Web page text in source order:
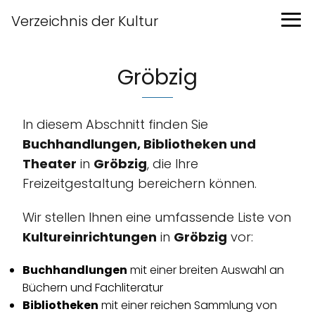
Verzeichnis der Kultur
Gröbzig
In diesem Abschnitt finden Sie
Buchhandlungen, Bibliotheken und
Theater in Gröbzig, die Ihre
Freizeitgestaltung bereichern können.
Wir stellen Ihnen eine umfassende Liste von
Kultureinrichtungen in Gröbzig vor:
Buchhandlungen mit einer breiten Auswahl an
Büchern und Fachliteratur
Bibliotheken mit einer reichen Sammlung von